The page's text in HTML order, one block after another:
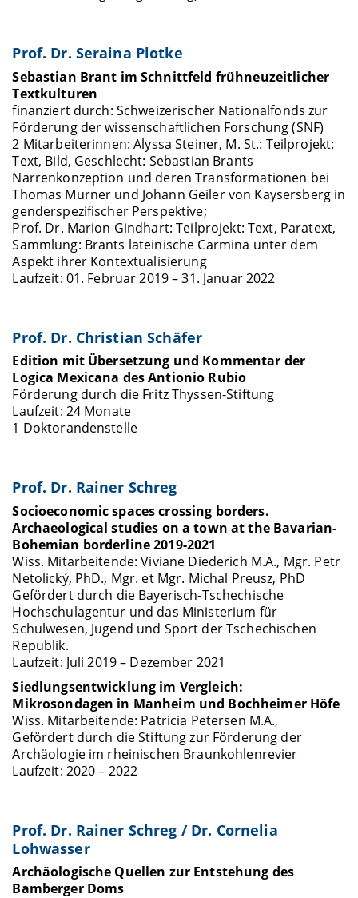
Prof. Dr. Seraina Plotke
Sebastian Brant im Schnittfeld frühneuzeitlicher
Textkulturen
finanziert durch: Schweizerischer Nationalfonds zur
Förderung der wissenschaftlichen Forschung (SNF)
2 Mitarbeiterinnen: Alyssa Steiner, M. St.: Teilprojekt:
Text, Bild, Geschlecht: Sebastian Brants
Narrenkonzeption und deren Transformationen bei
Thomas Murner und Johann Geiler von Kaysersberg in
genderspezifischer Perspektive;
Prof. Dr. Marion Gindhart: Teilprojekt: Text, Paratext,
Sammlung: Brants lateinische Carmina unter dem
Aspekt ihrer Kontextualisierung
Laufzeit: 01. Februar 2019 – 31. Januar 2022
Prof. Dr. Christian Schäfer
Edition mit Übersetzung und Kommentar der
Logica Mexicana des Antionio Rubio
Förderung durch die Fritz Thyssen-Stiftung
Laufzeit: 24 Monate
1 Doktorandenstelle
Prof. Dr. Rainer Schreg
Socioeconomic spaces crossing borders.
Archaeological studies on a town at the Bavarian-
Bohemian borderline 2019-2021
Wiss. Mitarbeitende: Viviane Diederich M.A., Mgr. Petr
Netolický, PhD., Mgr. et Mgr. Michal Preusz, PhD
Gefördert durch die Bayerisch-Tschechische
Hochschulagentur und das Ministerium für
Schulwesen, Jugend und Sport der Tschechischen
Republik.
Laufzeit: Juli 2019 – Dezember 2021
Siedlungsentwicklung im Vergleich:
Mikrosondagen in Manheim und Bochheimer Höfe
Wiss. Mitarbeitende: Patricia Petersen M.A.,
Gefördert durch die Stiftung zur Förderung der
Archäologie im rheinischen Braunkohlenrevier
Laufzeit: 2020 – 2022
Prof. Dr. Rainer Schreg / Dr. Cornelia
Lohwasser
Archäologische Quellen zur Entstehung des
Bamberger Doms